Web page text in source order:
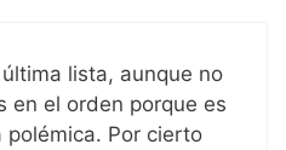
lista, aunque no
en el orden porque es
polémica. Por cierto